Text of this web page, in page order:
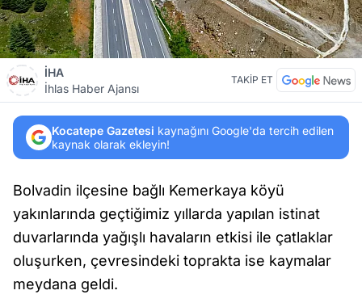
İHA
İhlas Haber Ajansı
TAKİP ET
Kocatepe Gazetesi kaynağını Google'da tercih edilen
kaynak olarak ekleyin!
Bolvadin ilçesine bağlı Kemerkaya köyü
yakınlarında geçtiğimiz yıllarda yapılan istinat
duvarlarında yağışlı havaların etkisi ile çatlaklar
oluşurken, çevresindeki toprakta ise kaymalar
meydana geldi.